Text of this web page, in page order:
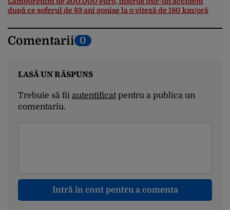
după ce șoferul de 83 ani gonise la o viteză de 180 km/oră
Comentarii 0
LASĂ UN RĂSPUNS
Trebuie să fii autentificatpentru a publica un
comentariu.
Intră în cont pentru a comenta